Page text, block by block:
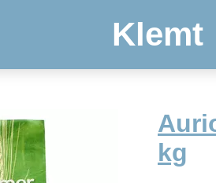
Klemt
kg